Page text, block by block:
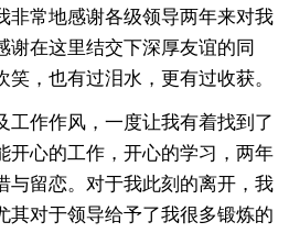
非常地感谢各级领导两年来对我
谢在这里结交下深厚友谊的同
，也有过泪水，更有过收获。
工作作风，一度让我有着找到了
开心的工作，开心的学习，两年
与留恋。对于我此刻的离开，我
其对于领导给予了我很多锻炼的